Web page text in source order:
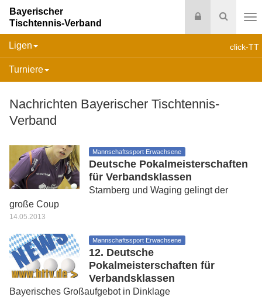
Suche
Login
Bayerischer
Tischtennis-Verband
click-TT
Ligen
Turniere
Nachrichten Bayerischer Tischtennis-
Verband
Mannschaftssport Erwachsene
Deutsche Pokalmeisterschaften
für Verbandsklassen
Starnberg und Waging gelingt der
große Coup
14.05.2013
Mannschaftssport Erwachsene
12. Deutsche
Pokalmeisterschaften für
Verbandsklassen
Bayerisches Großaufgebot in Dinklage